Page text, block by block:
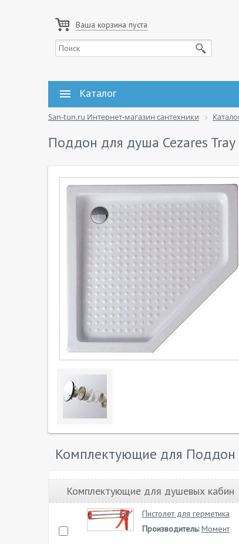
Ваша корзина пуста
Каталог
San-tun.ru Интернет-магазин сантехники
Поддон для душа Cezares
Комплектующие для Поддон
Комплектующие для душевых кабин
Пистолет для герметика
Производитель: Момент